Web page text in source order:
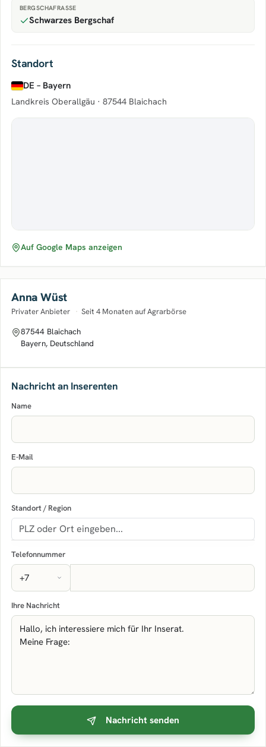
BERGSCHAFRASSE
Schwarzes Bergschaf
Standort
DE – Bayern
Landkreis Oberallgäu · 87544 Blaichach
Auf Google Maps anzeigen
Anna Wüst
Privater Anbieter · Seit 4 Monaten auf Agrarbörse
87544 Blaichach
Bayern, Deutschland
Nachricht an Inserenten
Name
E-Mail
Standort / Region
Telefonnummer
Ihre Nachricht
Nachricht senden